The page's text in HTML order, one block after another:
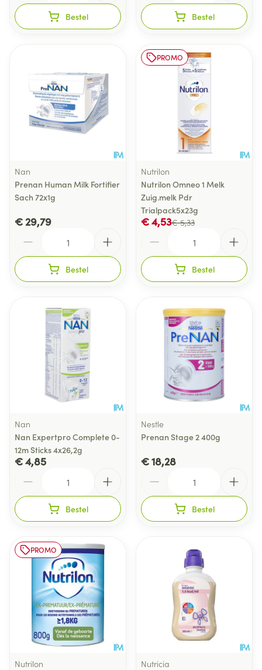
Bestel Bestel
Nan
Prenan Human Milk Fortifier
Sach 72x1g
€ 29,79
Bestel
PROMO
Nutrilon
Nutrilon Omneo 1 Melk
Zuig.melk Pdr
Trialpack5x23g
€ 5,33
€ 4,53
Bestel
Nan
Nan Expertpro Complete 0-
12m Sticks 4x26,2g
€ 4,85
Bestel
Nestle
Prenan Stage 2 400g
€ 18,28
Bestel
PROMO
Nutrilon
Nutricia